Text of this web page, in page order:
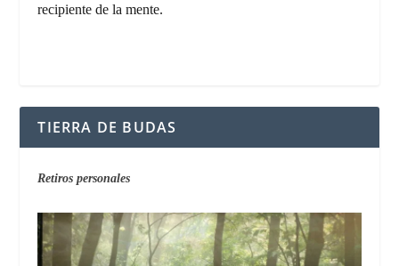
recipiente de la mente.
TIERRA DE BUDAS
Retiros personales